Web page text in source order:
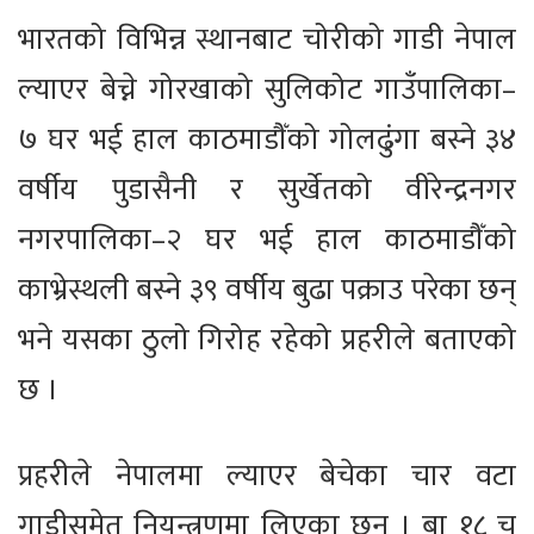
भारतको विभिन्न स्थानबाट चोरीको गाडी नेपाल
ल्याएर बेच्ने गोरखाको सुलिकोट गाउँपालिका–
७ घर भई हाल काठमाडौँको गोलढुंगा बस्ने ३४
वर्षीय पुडासैनी र सुर्खेतको वीरेन्द्रनगर
नगरपालिका–२ घर भई हाल काठमाडौँको
काभ्रेस्थली बस्ने ३९ वर्षीय बुढा पक्राउ परेका छन्
भने यसका ठुलो गिरोह रहेको प्रहरीले बताएको
छ ।
प्रहरीले नेपालमा ल्याएर बेचेका चार वटा